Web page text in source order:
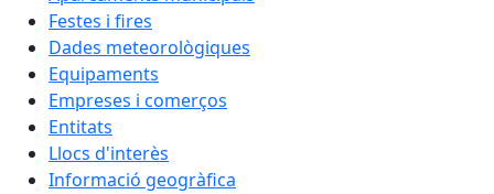
Festes i fires
Dades meteorològiques
Equipaments
Empreses i comerços
Entitats
Llocs d'interès
Informació geogràfica